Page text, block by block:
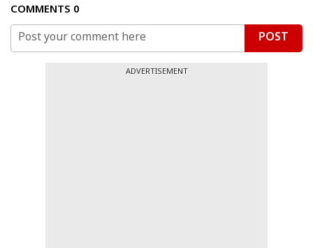
COMMENTS 0
POST
ADVERTISEMENT